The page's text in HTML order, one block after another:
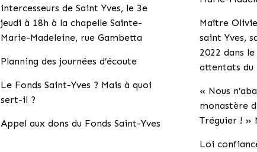
intercesseurs de Saint Yves, le 3e
jeudi à 18h à la chapelle Sainte-
Marie-Madeleine, rue Gambetta
Planning des journées d’écoute
Le Fonds Saint-Yves ? Mais à quoi
sert-il ?
Appel aux dons du Fonds Saint-Yves
Maître
saint Yves,
2022 dans
attentats du
« Nous
monastère
Tréguier ! »
Loi